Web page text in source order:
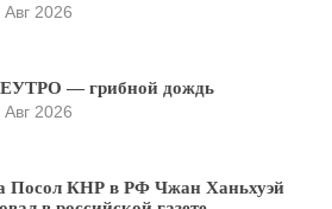
Авг 2026
— грибной дождь
Авг 2026
Посол КНР в РФ Чжан Ханьхуэй